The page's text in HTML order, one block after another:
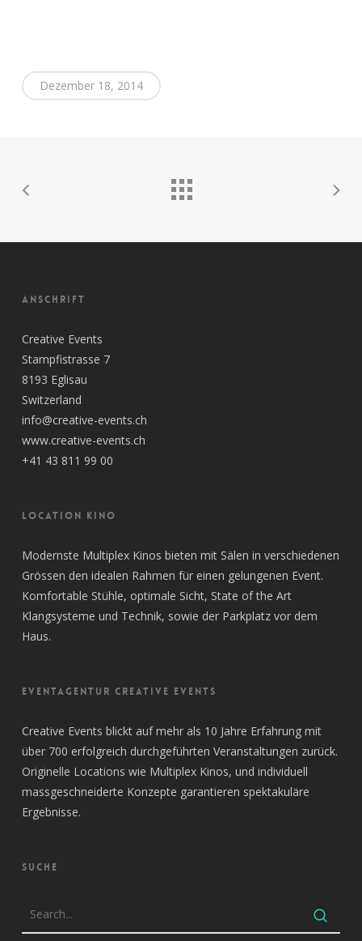
Dezember 18, 2014
ANSCHRIFT
Creative Events
Stampfistrasse 7
8193 Eglisau
Switzerland
info@creative-events.ch
www.creative-events.ch
+41 43 811 99 00
LOCATION KINO
Modernste Multiplex Kinos bieten mit Sälen in verschiedenen
Grössen den idealen Rahmen für einen gelungenen Event.
Komfortable Stühle, optimale Sicht, State of the Art
Klangsysteme und Technik, sowie der Parkplatz vor dem
Haus.
EVENTAGENTUR CREATIVE EVENTS
Creative Events blickt auf mehr als 10 Jahre Erfahrung mit
über 700 erfolgreich durchgeführten Veranstaltungen zurück.
Originelle Locations wie Multiplex Kinos, und individuell
massgeschneiderte Konzepte garantieren spektakuläre
Ergebnisse.
SUCHE